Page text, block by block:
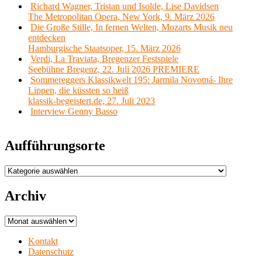
Richard Wagner, Tristan und Isolde, Lise Davidsen
The Metropolitan Opera, New York, 9. März 2026
Die Große Stille, In fernen Welten, Mozarts Musik neu
entdecken
Hamburgische Staatsoper, 15. März 2026
Verdi, La Traviata, Bregenzer Festspiele
Seebühne Bregenz, 22. Juli 2026 PREMIERE
Sommereggers Klassikwelt 195: Jarmila Novotná- Ihre
Lippen, die küssten so heiß
klassik-begeistert.de, 27. Juli 2023
Interview Genny Basso
Aufführungsorte
Aufführungsorte
Archiv
Archiv
Kontakt
Datenschutz